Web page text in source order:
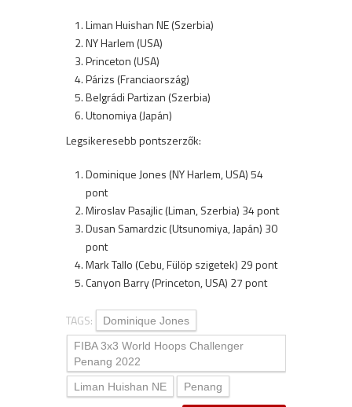
Liman Huishan NE (Szerbia)
NY Harlem (USA)
Princeton (USA)
Párizs (Franciaország)
Belgrádi Partizan (Szerbia)
Utonomiya (Japán)
Legsikeresebb pontszerzők:
Dominique Jones (NY Harlem, USA) 54
pont
Miroslav Pasajlic (Liman, Szerbia) 34 pont
Dusan Samardzic (Utsunomiya, Japán) 30
pont
Mark Tallo (Cebu, Fülöp szigetek) 29 pont
Canyon Barry (Princeton, USA) 27 pont
TAGS:
Dominique Jones
FIBA 3x3 World Hoops Challenger
Penang 2022
Liman Huishan NE
Penang